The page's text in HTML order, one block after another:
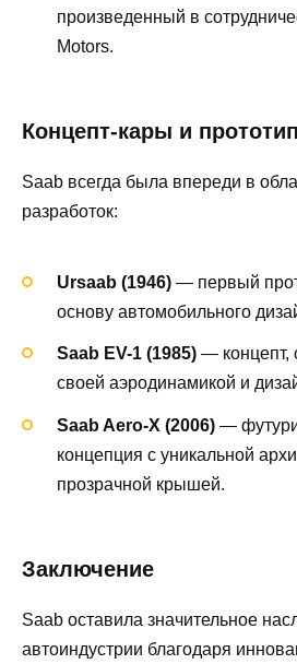
произведенный в
Motors.
Концепт-кары и
Saab всегда была впереди в
разработок:
Ursaab (1946) — первый
основу автомобильного
Saab EV-1 (1985) — концепт,
своей аэродинамикой и
Saab Aero-X (2006) —
концепция с уникальной
прозрачной крышей.
Заключение
Saab оставила значительное
автоиндустрии благодаря